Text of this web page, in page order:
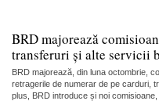
BRD majorează
transferuri și alte servicii
BRD majorează, din luna octombrie,
retragerile de numerar de pe carduri,
plus, BRD introduce și noi comisioane,